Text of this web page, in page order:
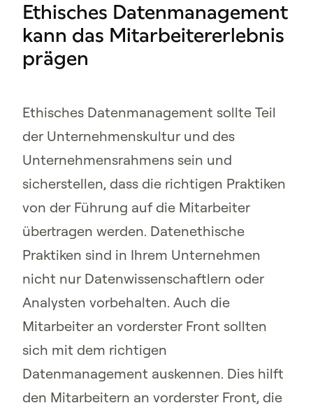
Ethisches Datenmanagement
kann das Mitarbeitererlebnis
prägen
Ethisches Datenmanagement sollte Teil
der Unternehmenskultur und des
Unternehmensrahmens sein und
sicherstellen, dass die richtigen Praktiken
von der Führung auf die Mitarbeiter
übertragen werden. Datenethische
Praktiken sind in Ihrem Unternehmen
nicht nur Datenwissenschaftlern oder
Analysten vorbehalten. Auch die
Mitarbeiter an vorderster Front sollten
sich mit dem richtigen
Datenmanagement auskennen. Dies hilft
den Mitarbeitern an vorderster Front, die